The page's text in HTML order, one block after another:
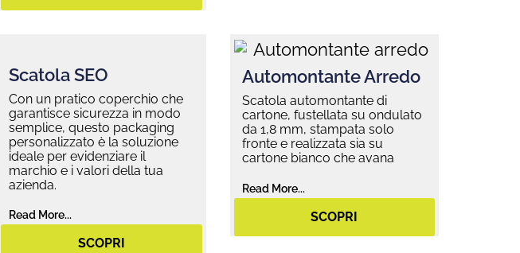
Scatola SEO
Con un pratico coperchio che
garantisce sicurezza in modo
semplice, questo packaging
personalizzato è la soluzione
ideale per evidenziare il
marchio e i valori della tua
azienda.
Read More...
SCOPRI
Automontante Arredo
Scatola automontante di
cartone, fustellata su ondulato
da 1,8 mm, stampata solo
fronte e realizzata sia su
cartone bianco che avana
Read More...
SCOPRI